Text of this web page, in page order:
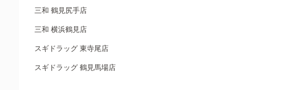
三和 鶴見尻手店
三和 横浜鶴見店
スギドラッグ 東寺尾店
スギドラッグ 鶴見馬場店